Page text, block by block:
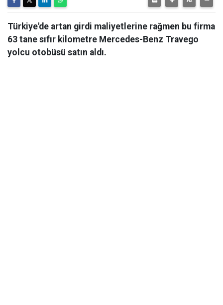
Türkiye'de artan girdi maliyetlerine rağmen bu firma
63 tane sıfır kilometre Mercedes-Benz Travego
yolcu otobüsü satın aldı.